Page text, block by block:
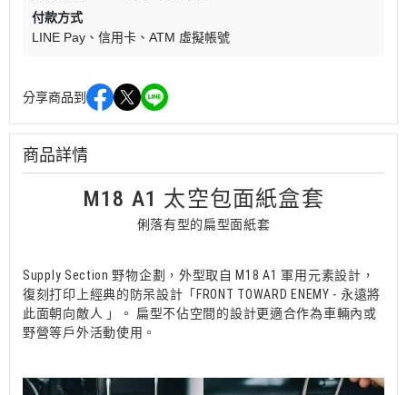
付款方式
LINE Pay
信用卡 ATM 虛擬帳號
分享商品到
商品詳情
M18 A1 太空包面紙盒套
俐落有型的扁型面紙套
Supply Section 野物企劃，外型取自 M18 A1 軍用元素設計，
復刻打印上經典的防呆設計「FRONT TOWARD ENEMY - 永遠將
此面朝向敵人 」。 扁型不佔空間的設計更適合作為車輛內或
野營等戶外活動使用。